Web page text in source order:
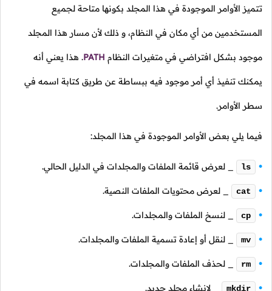
تتميز الأوامر الموجودة في هذا المجلد بكونها متاحة لجميع
المستخدمين من أي مكان في النظام، و ذلك لأن مسار هذا المجلد
موجود بشكل افتراضي في متغيرات النظام PATH
. هذا يعني أنه
يمكنك تنفيذ أي أمر موجود فيه ببساطة عن طريق كتابة اسمه في
سطر الأوامر.
فيما يلي بعض الأوامر الموجودة في هذا المجلد:
ls _ لعرض قائمة الملفات والمجلدات في الدليل الحالي.
cat _ لعرض محتويات الملفات النصية.
cp _ لنسخ الملفات والمجلدات.
mv _ لنقل أو إعادة تسمية الملفات والمجلدات.
rm _ لحذف الملفات والمجلدات.
mkdir _ لإنشاء مجلد جديد.